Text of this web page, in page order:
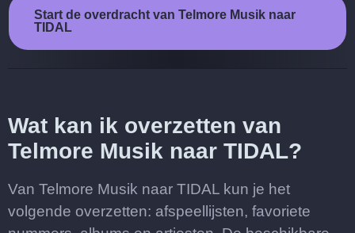
Start de overdracht van Telmore Musik naar
TIDAL
Wat kan ik overzetten van
Telmore Musik naar TIDAL?
Van Telmore Musik naar TIDAL kun je het
volgende overzetten: afspeellijsten, favoriete